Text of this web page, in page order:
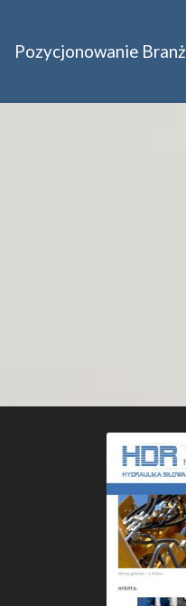
Pozycjonowanie Branż